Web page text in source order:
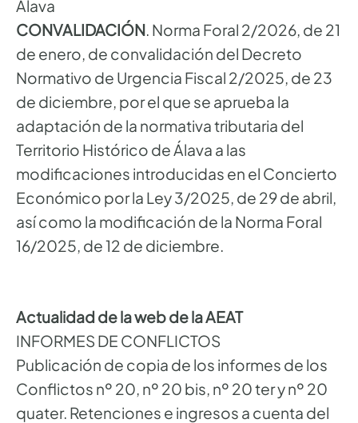
Álava
CONVALIDACIÓN. Norma Foral 2/2026, de 21
de enero, de convalidación del Decreto
Normativo de Urgencia Fiscal 2/2025, de 23
de diciembre, por el que se aprueba la
adaptación de la normativa tributaria del
Territorio Histórico de Álava a las
modificaciones introducidas en el Concierto
Económico por la Ley 3/2025, de 29 de abril,
así como la modificación de la Norma Foral
16/2025, de 12 de diciembre.
Actualidad de la web de la AEAT
INFORMES DE CONFLICTOS
Publicación de copia de los informes de los
Conflictos nº 20, nº 20 bis, nº 20 ter y nº 20
quater. Retenciones e ingresos a cuenta del